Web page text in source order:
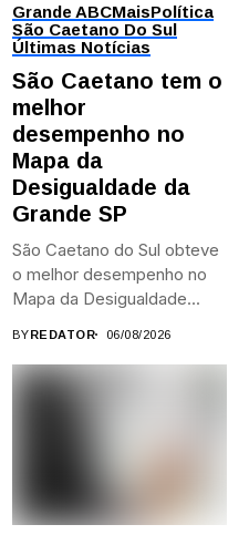
Grande ABCMaisPolítica
São Caetano Do Sul
Últimas Notícias
São Caetano tem o
melhor
desempenho no
Mapa da
Desigualdade da
Grande SP
São Caetano do Sul obteve
o melhor desempenho no
Mapa da Desigualdade...
BYREDATOR 06/08/2026